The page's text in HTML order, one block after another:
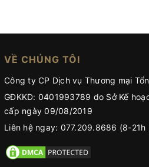
VỀ CHÚNG TÔI
Công ty CP Dịch vụ Thương mại
GĐKKD: 0401993789 do Sở Kế
cấp ngày 09/08/2019
Liên hệ ngay: 077.209.8686 (8-21h